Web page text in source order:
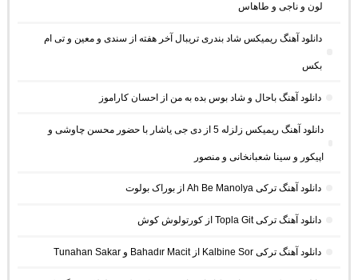
لون و ناجی و طاهاس
دانلود آهنگ ریمیکس شاد بندری تریبال آخر هفته از سندی و معین و تی ام
بکس
دانلود آهنگ باحال و شاد بوس بده به من از احسان کاراموز
دانلود آهنگ ریمیکس زلزله 5 از دی جی یاشار با حضور محسن چاوشی و
اپیکور و سینا شعبانخانی و منصور
دانلود آهنگ ترکی Ah Be Manolya از بوراک بولوت
دانلود آهنگ ترکی Topla Git از کورتولوش کوش
دانلود آهنگ ترکی Kalbine Sor از Bahadır Macit و Tunahan Sakar